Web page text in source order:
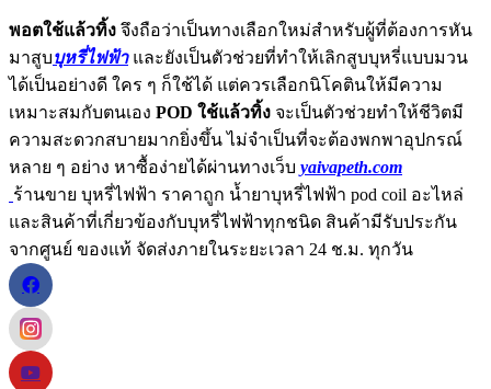
พอตใช้แล้วทิ้ง จึงถือว่าเป็นทางเลือกใหม่สำหรับผู้ที่ต้องการหัน
มาสูบบุหรี่ไฟฟ้าและยังเป็นตัวช่วยที่ทำให้เลิกสูบบุหรี่แบบมวน
ได้เป็นอย่างดี ใคร ๆ ก็ใช้ได้ แต่ควรเลือกนิโคตินให้มีความ
เหมาะสมกับตนเอง POD ใช้แล้วทิ้ง จะเป็นตัวช่วยทำให้ชีวิตมี
ความสะดวกสบายมากยิ่งขึ้น ไม่จำเป็นที่จะต้องพกพาอุปกรณ์
หลาย ๆ อย่าง หาซื้อง่ายได้ผ่านทางเว็บ yaivapeth.com
ร้านขาย บุหรี่ไฟฟ้า ราคาถูก น้ำยาบุหรี่ไฟฟ้า pod coil อะไหล่
และสินค้าที่เกี่ยวข้องกับบุหรี่ไฟฟ้าทุกชนิด สินค้ามีรับประกัน
จากศูนย์ ของแท้ จัดส่งภายในระยะเวลา 24 ช.ม. ทุกวัน